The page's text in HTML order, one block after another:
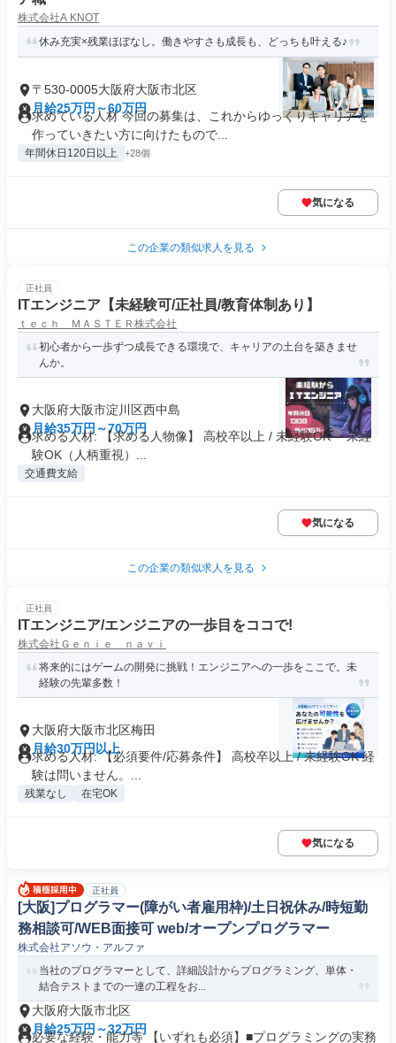
株式会社A KNOT
休み充実×残業ほぼなし。働きやすさも成長も、どっちも叶える♪
〒530-0005大阪府大阪市北区
月給25万円～60万円
求めている人材 今回の募集は、これからゆっくりキャリアを
作っていきたい方に向けたもので...
年間休日120日以上 +28個
気になる
この企業の類似求人を見る
正社員
ITエンジニア【未経験可/正社員/教育体制あり】
ｔｅｃｈ ＭＡＳＴＥＲ株式会社
初心者から一歩ずつ成長できる環境で、キャリアの土台を築きませ
んか。
大阪府大阪市淀川区西中島
月給35万円～70万円
求める人材: 【求める人物像】 高校卒以上 / 未経験OK ・未経
験OK（人柄重視）...
交通費支給
気になる
この企業の類似求人を見る
正社員
ITエンジニア/エンジニアの一歩目をココで!
株式会社Ｇｅｎｉｅ ｎａｖｉ
将来的にはゲームの開発に挑戦！エンジニアへの一歩をここで。未
経験の先輩多数！
大阪府大阪市北区梅田
月給30万円以上
求める人材: 【必須要件/応募条件】 高校卒以上 / 未経験OK 経
験は問いません。...
残業なし 在宅OK
気になる
正社員
[大阪]プログラマー(障がい者雇用枠)/土日祝休み/時短勤
務相談可/WEB面接可 web/オープンプログラマー
株式会社アソウ・アルファ
当社のプログラマーとして、詳細設計からプログラミング、単体・
結合テストまでの一連の工程をお...
大阪府大阪市北区
月給25万円～32万円
必要な経験・能力等 【いずれも必須】■プログラミングの実務